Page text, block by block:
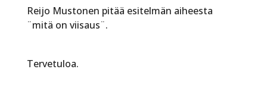
Reijo Mustonen pitää esitelmän aiheesta
¨mitä on viisaus¨.
Tervetuloa.